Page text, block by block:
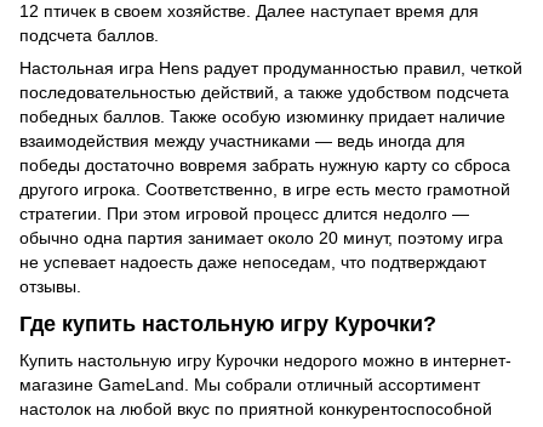
12 птичек в своем хозяйстве. Далее наступает время для
подсчета баллов.
Настольная игра Hens радует продуманностью правил, четкой
последовательностью действий, а также удобством подсчета
победных баллов. Также особую изюминку придает наличие
взаимодействия между участниками — ведь иногда для
победы достаточно вовремя забрать нужную карту со сброса
другого игрока. Соответственно, в игре есть место грамотной
стратегии. При этом игровой процесс длится недолго —
обычно одна партия занимает около 20 минут, поэтому игра
не успевает надоесть даже непоседам, что подтверждают
отзывы.
Где купить настольную игру Курочки?
Купить настольную игру Курочки недорого можно в интернет-
магазине GameLand. Мы собрали отличный ассортимент
настолок на любой вкус по приятной конкурентоспособной